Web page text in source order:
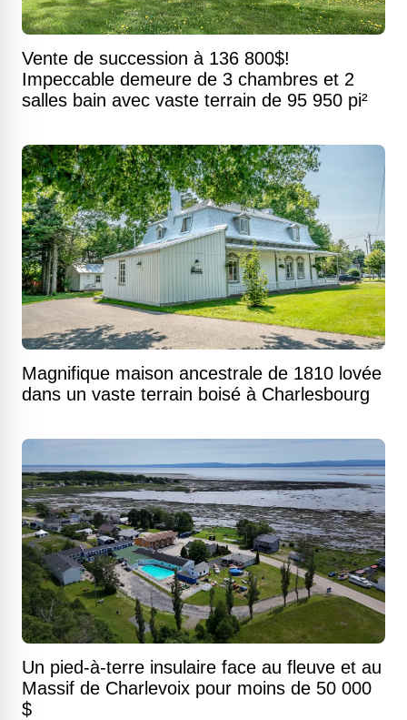
Vente de succession à 136 800$!
Impeccable demeure de 3 chambres et 2
salles bain avec vaste terrain de 95 950 pi²
Magnifique maison ancestrale de 1810 lovée
dans un vaste terrain boisé à Charlesbourg
Un pied-à-terre insulaire face au fleuve et au
Massif de Charlevoix pour moins de 50 000
$